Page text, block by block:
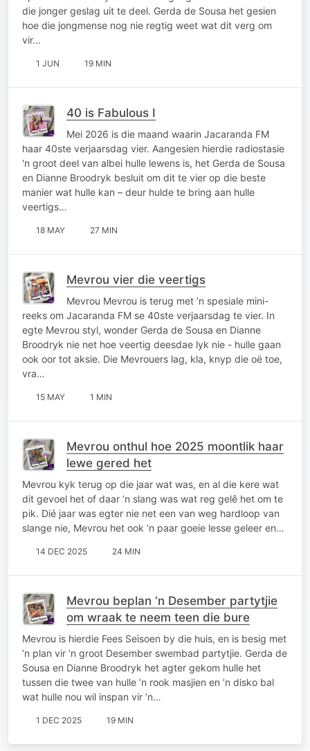
die jonger geslag uit te deel. Gerda de Sousa het gesien
hoe die jongmense nog nie regtig weet wat dit verg om
vir…
1 JUN 19 MIN
40 is Fabulous I
Mei 2026 is die maand waarin Jacaranda FM
haar 40ste verjaarsdag vier. Aangesien hierdie radiostasie
'n groot deel van albei hulle lewens is, het Gerda de Sousa
en Dianne Broodryk besluit om dit te vier op die beste
manier wat hulle kan – deur hulde te bring aan hulle
veertigs…
18 MAY 27 MIN
Mevrou vier die veertigs
Mevrou Mevrou is terug met ’n spesiale mini-
reeks om Jacaranda FM se 40ste verjaarsdag te vier. In
egte Mevrou styl, wonder Gerda de Sousa en Dianne
Broodryk nie net hoe veertig deesdae lyk nie - hulle gaan
ook oor tot aksie. Die Mevrouers lag, kla, knyp die oë toe,
vra…
15 MAY 1 MIN
Mevrou onthul hoe 2025 moontlik haar
lewe gered het
Mevrou kyk terug op die jaar wat was, en al die kere wat
dit gevoel het of daar ’n slang was wat reg gelê het om te
pik. Dié jaar was egter nie net een van weg hardloop van
slange nie, Mevrou het ook ’n paar goeie lesse geleer en…
14 DEC 2025 24 MIN
Mevrou beplan ‘n Desember partytjie
om wraak te neem teen die bure
Mevrou is hierdie Fees Seisoen by die huis, en is besig met
’n plan vir ’n groot Desember swembad partytjie. Gerda de
Sousa en Dianne Broodryk het agter gekom hulle het
tussen die twee van hulle ’n rook masjien en ’n disko bal
wat hulle nou wil inspan vir ’n…
1 DEC 2025 19 MIN